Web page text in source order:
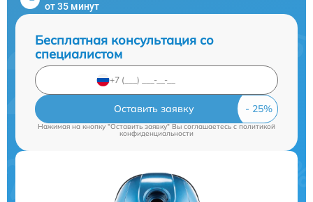
от 35 минут
Бесплатная консультация со
специалистом
Оставить заявку
Нажимая на кнопку "Оставить заявку" Вы соглашаетесь cполитикой
конфиденциальности